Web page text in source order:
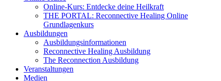
Online-Kurs: Entdecke deine Heilkraft
THE PORTAL: Reconnective Healing Online
Grundlagenkurs
Ausbildungen
Ausbildungsinformationen
Reconnective Healing Ausbildung
The Reconnection Ausbildung
Veranstaltungen
Medien